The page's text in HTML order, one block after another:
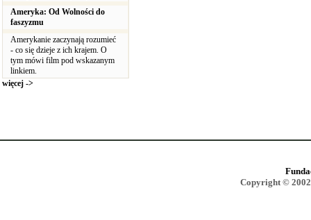
Ameryka: Od Wolności do
faszyzmu
Amerykanie zaczynają rozumieć
- co się dzieje z ich krajem. O
tym mówi film pod wskazanym
linkiem.
więcej ->
Copyright ©